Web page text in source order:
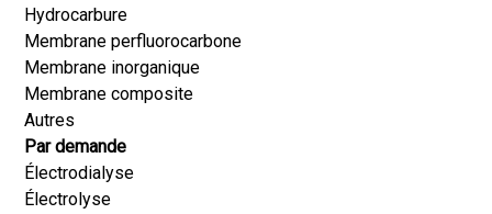
Hydrocarbure
Membrane perfluorocarbone
Membrane inorganique
Membrane composite
Autres
Par demande
Électrodialyse
Électrolyse